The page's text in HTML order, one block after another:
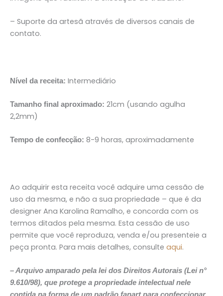
– Suporte da artesã através de diversos canais de
contato.
Nível da receita: Intermediário
Tamanho final aproximado: 21cm (usando agulha
2,2mm)
Tempo de confecção: 8-9 horas, aproximadamente
Ao adquirir esta receita você adquire uma cessão de
uso da mesma, e não a sua propriedade – que é da
designer Ana Karolina Ramalho, e concorda com os
termos ditados pela mesma. Esta cessão de uso
permite que você reproduza, venda e/ou presenteie a
peça pronta. Para mais detalhes, consulte aqui.
– Arquivo amparado pela lei dos Direitos Autorais (Lei n°
9.610/98), que protege a propriedade intelectual nele